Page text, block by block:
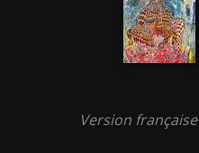
Version française